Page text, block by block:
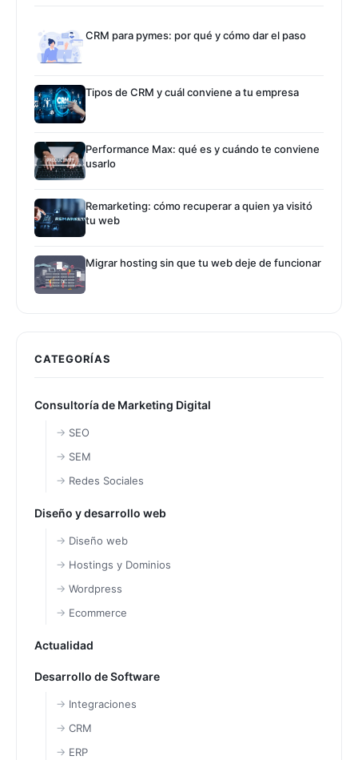
CRM para pymes: por qué y cómo dar el paso
Tipos de CRM y cuál conviene a tu empresa
Performance Max: qué es y cuándo te conviene
usarlo
Remarketing: cómo recuperar a quien ya visitó
tu web
Migrar hosting sin que tu web deje de funcionar
CATEGORÍAS
Consultoría de Marketing Digital
SEO
SEM
Redes Sociales
Diseño y desarrollo web
Diseño web
Hostings y Dominios
Wordpress
Ecommerce
Actualidad
Desarrollo de Software
Integraciones
CRM
ERP